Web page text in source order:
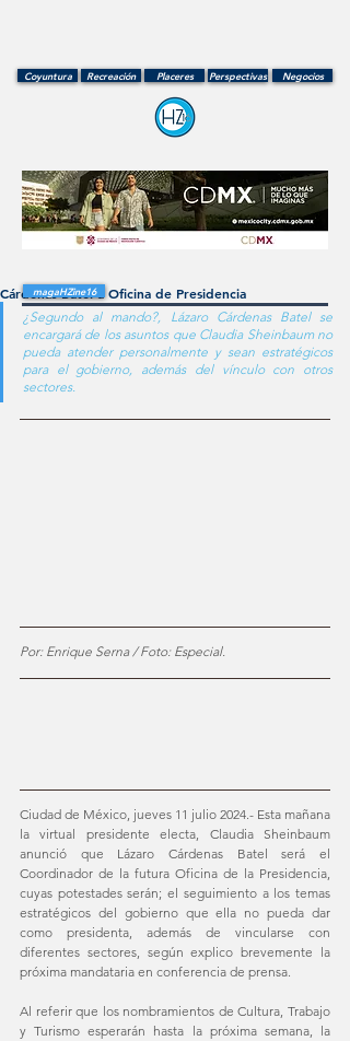
Coyuntura Recreación Placeres Negocios
Perspectivas
Cárdenas Batel a Oficina de Presidencia
¿Segundo al mando?, Lázaro Cárdenas Batel se
encargará de los asuntos que Claudia Sheinbaum no
pueda atender personalmente y sean estratégicos
para el gobierno, además del vínculo con otros
sectores.
Por: Enrique Serna / Foto: Especial.
Ciudad de México, jueves 11 julio 2024.- Esta mañana
la virtual presidente electa, Claudia Sheinbaum
anunció que Lázaro Cárdenas Batel será el
Coordinador de la futura Oficina de la Presidencia,
cuyas potestades serán; el seguimiento a los temas
estratégicos del gobierno que ella no pueda dar
como presidenta, además de vincularse con
diferentes sectores, según explico brevemente la
próxima mandataria en conferencia de prensa.
Al referir que los nombramientos de Cultura, Trabajo
y Turismo esperarán hasta la próxima semana, la
magaHZine16